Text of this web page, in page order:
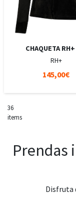
CHAQUETA
RH+
145,00€
36
items
Prendas
Disfruta